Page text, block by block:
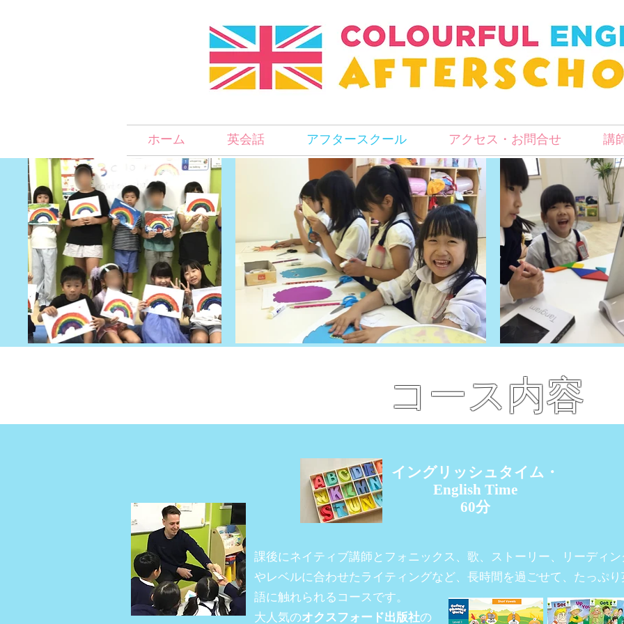
ホーム 英会話 アフタースクール アクセス・お問合せ 講
コース内容
イングリッシュタイム・
English Time
60分
課後にネイティブ講師とフォニックス、歌、ストーリー、リーディン
やレベルに合わせたライティングなど、長時間を過ごせて、たっぷり
語に触れられるコースです。
大人気のオクスフォード出版社の